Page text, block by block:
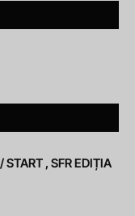
START , SFR EDIȚIA